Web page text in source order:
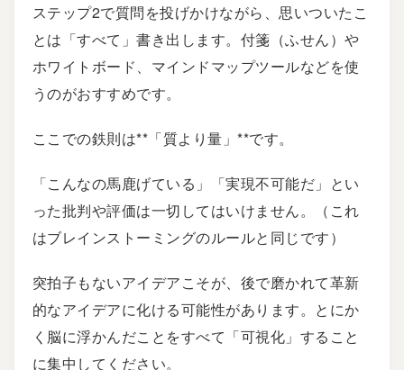
ステップ2で質問を投げかけながら、思いついたこ
とは「すべて」書き出します。付箋（ふせん）や
ホワイトボード、マインドマップツールなどを使
うのがおすすめです。
ここでの鉄則は**「質より量」**です。
「こんなの馬鹿げている」「実現不可能だ」とい
った批判や評価は一切してはいけません。（これ
はブレインストーミングのルールと同じです）
突拍子もないアイデアこそが、後で磨かれて革新
的なアイデアに化ける可能性があります。とにか
く脳に浮かんだことをすべて「可視化」すること
に集中してください。